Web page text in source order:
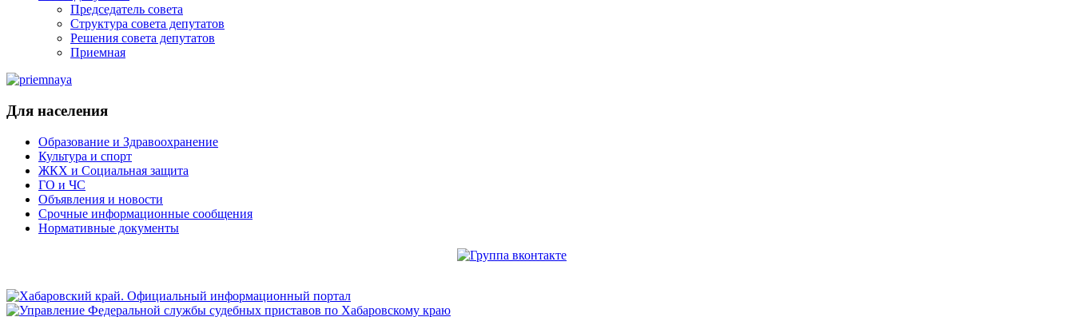
Председатель совета
Структура совета депутатов
Решения совета депутатов
Приемная
Для населения
Образование и Здравоохранение
Культура и спорт
ЖКХ и Социальная защита
ГО и ЧС
Объявления и новости
Срочные информационные сообщения
Нормативные документы